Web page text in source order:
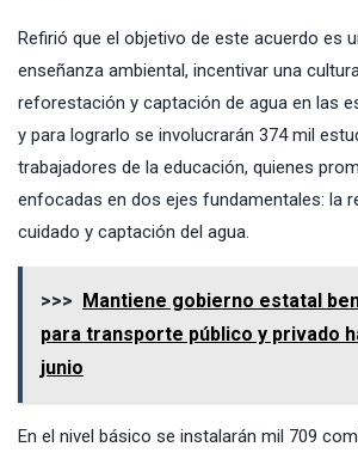
Refirió que el objetivo de este acuerdo es
enseñanza ambiental, incentivar una
reforestación y captación de agua en las
y para lograrlo se involucrarán 374 mil
trabajadores de la educación, quienes
enfocadas en dos ejes fundamentales: la
cuidado y captación del agua.
>>> Mantiene gobierno estatal
para transporte público y privado
junio
En el nivel básico se instalarán mil 709